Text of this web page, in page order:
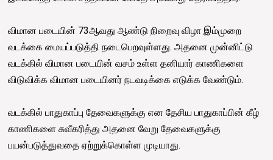
விமான படையின் 73ஆவது ஆண்டு நிறைவு விழா இம்முறை
வடக்கை மையப்படுத்தி நடைபெறவுள்ளது. அதனை முன்னிட்டு
வடக்கில் விமான படையின் வசம் உள்ள தனியார் காணிகளை
விடுவிக்க விமான படையினர் நடவடிக்கை எடுக்க வேண்டும்.
வடக்கில் பாதுகாப்பு தேவைகளுக்கு என தேசிய பாதுகாப்பின் கீழ்
காணிகளை சுவீகரித்து அதனை வேறு தேவைகளுக்கு
பயன்படுத்துவதை ஏற்றுக்கொள்ள முடியாது.